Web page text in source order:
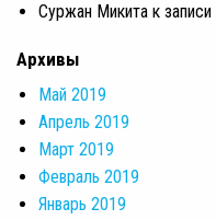
Суржан Микита к записи
Архивы
Май 2019
Апрель 2019
Март 2019
Февраль 2019
Январь 2019